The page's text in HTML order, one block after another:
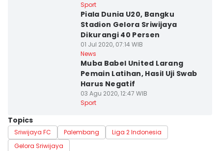
Sport
Piala Dunia U20, Bangku
Stadion Gelora Sriwijaya
Dikurangi 40 Persen
01 Jul 2020, 07:14 WIB
News
Muba Babel United Larang
Pemain Latihan, Hasil Uji Swab
Harus Negatif
03 Agu 2020, 12:47 WIB
Sport
Topics
Sriwijaya FC Palembang
Liga 2 Indonesia
Gelora Sriwijaya